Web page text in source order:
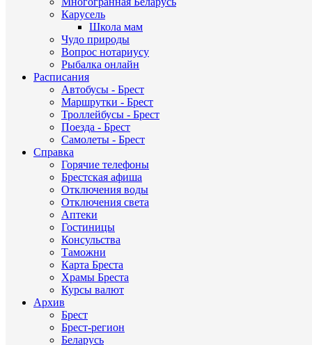
Карусель
Школа мам
Чудо природы
Вопрос нотариусу
Рыбалка онлайн
Расписания
Автобусы - Брест
Маршрутки - Брест
Троллейбусы - Брест
Поезда - Брест
Самолеты - Брест
Справка
Горячие телефоны
Брестская афиша
Отключения воды
Отключения света
Аптеки
Гостиницы
Консульства
Таможни
Карта Бреста
Храмы Бреста
Курсы валют
Архив
Брест
Брест-регион
Беларусь